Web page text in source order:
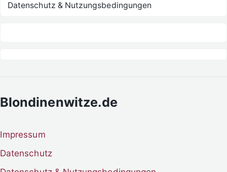
Datenschutz & Nutzungsbedingungen
Blondinenwitze.de
Impressum
Datenschutz